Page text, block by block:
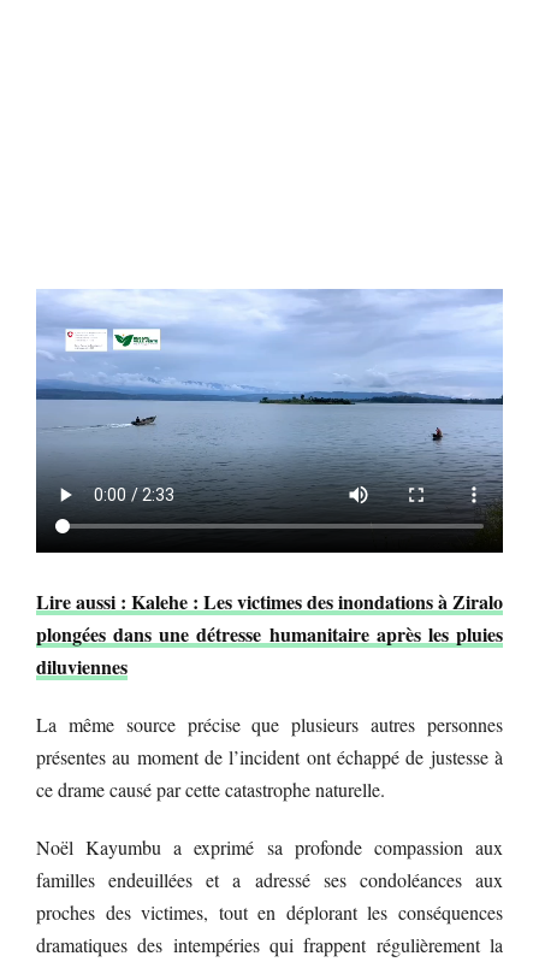
Lire aussi : Kalehe : Les victimes des inondations à Ziralo
plongées dans une détresse humanitaire après les pluies
diluviennes
La même source précise que plusieurs autres personnes
présentes au moment de l’incident ont échappé de justesse à
ce drame causé par cette catastrophe naturelle.
Noël Kayumbu a exprimé sa profonde compassion aux
familles endeuillées et a adressé ses condoléances aux
proches des victimes, tout en déplorant les conséquences
dramatiques des intempéries qui frappent régulièrement la